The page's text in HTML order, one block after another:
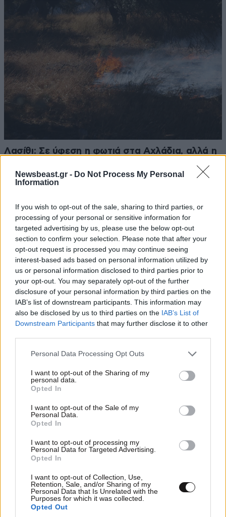
Newsbeast.gr - Do Not Process My Personal
Information
If you wish to opt-out of the sale, sharing to third parties, or
processing of your personal or sensitive information for
targeted advertising by us, please use the below opt-out
section to confirm your selection. Please note that after your
opt-out request is processed you may continue seeing
interest-based ads based on personal information utilized by
us or personal information disclosed to third parties prior to
your opt-out. You may separately opt-out of the further
disclosure of your personal information by third parties on the
IAB’s list of downstream participants. This information may
also be disclosed by us to third parties on the IAB’s List of
Downstream Participants that may further disclose it to other
Please note that this website/app uses one or more Google
not limited to your visit or usage behaviour. You may click to
grant or deny consent to Google and its third-party tags to
use your data for below specified purposes in below Google
consent section.
Personal Data Processing Opt Outs
I want to opt-out of the Sharing of my
personal data.
Opted In
I want to opt-out of the Sale of my
Personal Data.
Opted In
I want to opt-out of processing my
Personal Data for Targeted Advertising.
Opted In
I want to opt-out of Collection, Use,
Retention, Sale, and/or Sharing of my
Personal Data that Is Unrelated with the
Purposes for which it was collected.
Opted Out
Λασίθι: Σε ύφεση η φωτιά στα Αχλάδια, αλλά η
Ακολουθήστε τοNEWSBEASTστοGoogle News
και μάθετε πρώτοι όλες τις ειδήσεις
ΣΧΌΛΙΑ ΑΝΑΓΝΩΣΤΏΝ
ΠΡΟΣΘΕΣΤΕ ΤΟ ΣΧΟΛΙΟ ΣΑΣ